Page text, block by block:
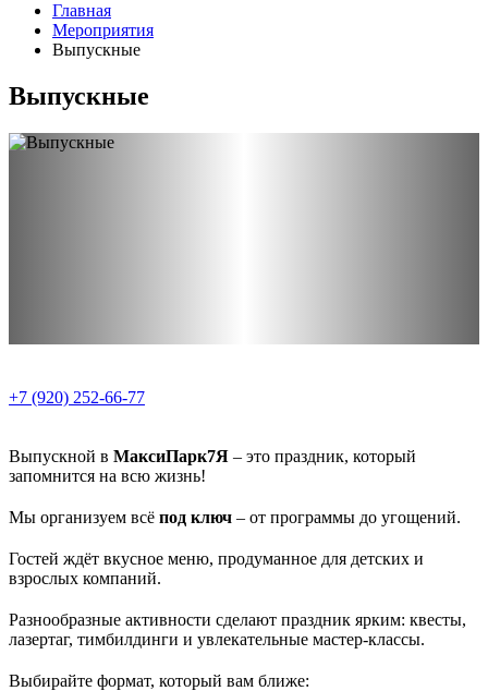
Главная
Мероприятия
Выпускные
Выпускные
+7 (920) 252-66-77
Выпускной в МаксиПарк7Я – это праздник, который
запомнится на всю жизнь!
Мы организуем всё под ключ – от программы до угощений.
Гостей ждёт вкусное меню, продуманное для детских и
взрослых компаний.
Разнообразные активности сделают праздник ярким: квесты,
лазертаг, тимбилдинги и увлекательные мастер-классы.
Выбирайте формат, который вам ближе: